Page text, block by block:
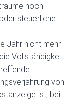
noch
steuerliche
Jahr nicht mehr
Vollständigkeit
von
ist, bei